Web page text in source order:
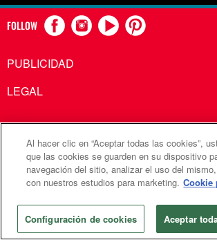
FOLLOW
PUBLICIDAD
LEGAL
Comunicaciones Metodistas Unidas es
Iglesia Metodista Unida
©2026Comunicaciones Metodistas
todos los derechos
Al hacer clic en “Aceptar todas las cookies”,
que las cookies se guarden en su dispositivo
navegación del sitio, analizar el uso del
con nuestros estudios para marketing. Cookie
Configuración de cookies Aceptar